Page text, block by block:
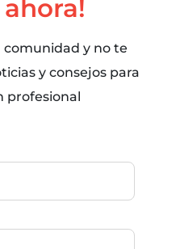
ahora!
comunidad y no te
y consejos para
profesional